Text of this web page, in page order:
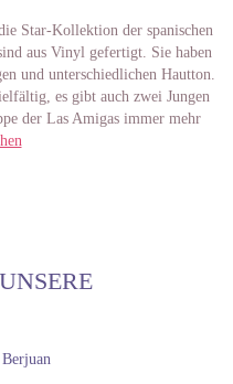
Star-Kollektion der spanischen
aus Vinyl gefertigt. Sie haben
und unterschiedlichen Hautton.
es gibt auch zwei Jungen
der Las Amigas immer mehr
ist großartig, da sie in der
werden Sammler jede Las
lustigen Ausführungen, wie
Berjuan